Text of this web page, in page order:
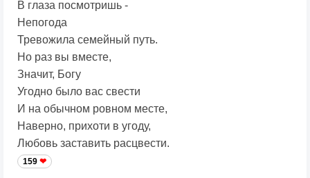
В глаза посмотришь -
Непогода
Тревожила семейный путь.
Но раз вы вместе,
Значит, Богу
Угодно было вас свести
И на обычном ровном месте,
Наверно, прихоти в угоду,
Любовь заставить расцвести.
159